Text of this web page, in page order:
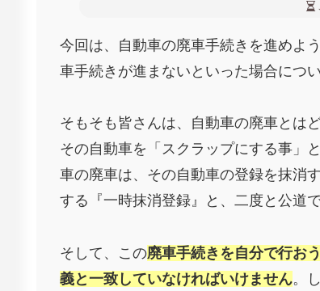
今回は、自動車の廃車手続きを進めよ
車手続きが進まないといった場合につ
そもそも皆さんは、自動車の廃車とは
その自動車を「スクラップにする事」
車の廃車は、その自動車の登録を抹消
する『一時抹消登録』と、二度と公道
そして、この廃車手続きを自分で行お
義と一致していなければいけません。